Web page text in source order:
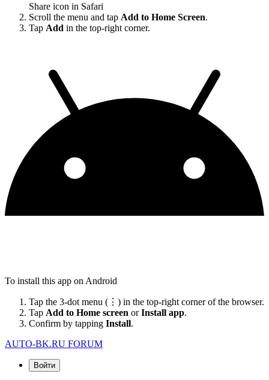
Share icon in Safari
Scroll the menu and tap Add to Home Screen.
Tap Add in the top-right corner.
To install this app on Android
Tap the 3-dot menu (⋮) in the top-right corner of the browser.
Tap Add to Home screen orInstall app.
Confirm by tapping Install.
AUTO-BK.RU FORUM
Войти